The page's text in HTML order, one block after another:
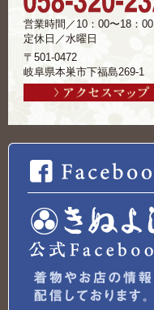
営業時間／10：00〜18：00
定休日／水曜日
〒501-0472
岐阜県本巣市下福島269-1